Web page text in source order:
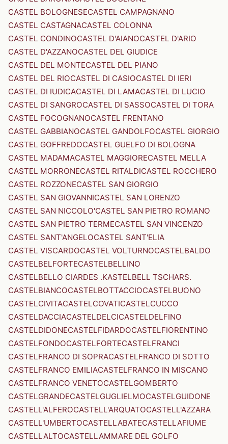
CASTEL BOLOGNESECASTEL CAMPAGNANO
CASTEL CASTAGNACASTEL COLONNA
CASTEL CONDINOCASTEL D'AIANOCASTEL D'ARIO
CASTEL D'AZZANOCASTEL DEL GIUDICE
CASTEL DEL MONTECASTEL DEL PIANO
CASTEL DEL RIOCASTEL DI CASIOCASTEL DI IERI
CASTEL DI IUDICACASTEL DI LAMACASTEL DI LUCIO
CASTEL DI SANGROCASTEL DI SASSOCASTEL DI TORA
CASTEL FOCOGNANOCASTEL FRENTANO
CASTEL GABBIANOCASTEL GANDOLFOCASTEL GIORGIO
CASTEL GOFFREDOCASTEL GUELFO DI BOLOGNA
CASTEL MADAMACASTEL MAGGIORECASTEL MELLA
CASTEL MORRONECASTEL RITALDICASTEL ROCCHERO
CASTEL ROZZONECASTEL SAN GIORGIO
CASTEL SAN GIOVANNICASTEL SAN LORENZO
CASTEL SAN NICCOLO'CASTEL SAN PIETRO ROMANO
CASTEL SAN PIETRO TERMECASTEL SAN VINCENZO
CASTEL SANT'ANGELOCASTEL SANT'ELIA
CASTEL VISCARDOCASTEL VOLTURNOCASTELBALDO
CASTELBELFORTECASTELBELLINO
CASTELBELLO CIARDES .KASTELBELL TSCHARS.
CASTELBIANCOCASTELBOTTACCIOCASTELBUONO
CASTELCIVITACASTELCOVATICASTELCUCCO
CASTELDACCIACASTELDELCICASTELDELFINO
CASTELDIDONECASTELFIDARDOCASTELFIORENTINO
CASTELFONDOCASTELFORTECASTELFRANCI
CASTELFRANCO DI SOPRACASTELFRANCO DI SOTTO
CASTELFRANCO EMILIACASTELFRANCO IN MISCANO
CASTELFRANCO VENETOCASTELGOMBERTO
CASTELGRANDECASTELGUGLIELMOCASTELGUIDONE
CASTELL'ALFEROCASTELL'ARQUATOCASTELL'AZZARA
CASTELL'UMBERTOCASTELLABATECASTELLAFIUME
CASTELLALTOCASTELLAMMARE DEL GOLFO